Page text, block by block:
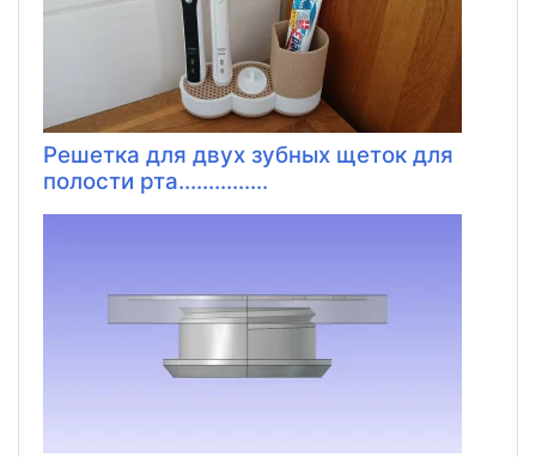
Решетка для двух зубных щеток для
полости рта...............